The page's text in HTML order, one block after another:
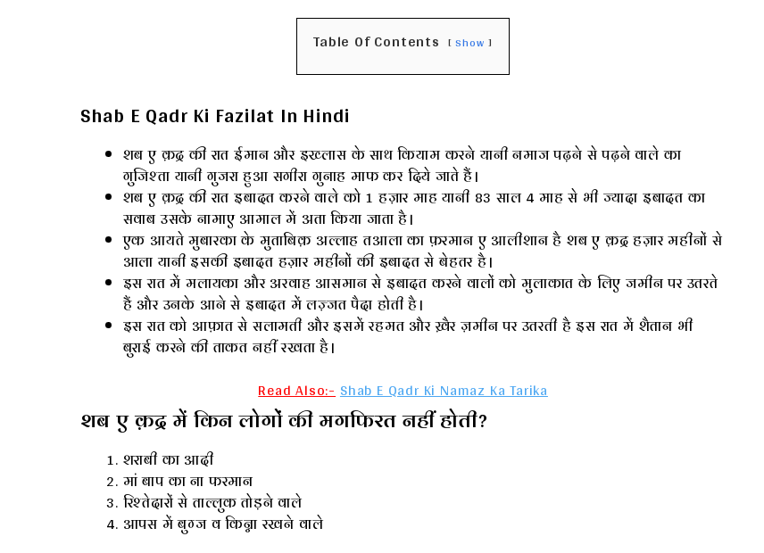
Table Of Contents Show
Shab E Qadr Ki Fazilat In Hindi
शब ए क़द्र की रात ईमान और इख्लास के साथ कियाम करने यानी नमाज पढ़ने से पढ़ने वाले का
गुजिश्ता यानी गुजरा हुआ सगीरा गुनाह माफ कर दिये जाते हैं।
शब ए क़द्र की रात इबादत करने वाले को 1 हज़ार माह यानी 83 साल 4 माह से भी ज्यादा इबादत का
सवाब उसके नामाए आमाल में अता किया जाता है।
एक आयते मुबारका के मुताबिक़ अल्लाह तआला का फ़रमान ए आलीशान है शब ए क़द्र हज़ार महीनों से
आला यानी इसकी इबादत हज़ार महीनों की इबादत से बेहतर है।
इस रात में मलायका और अरवाह आसमान से इबादत करने वालों को मुलाकात के लिए जमीन पर उतरते
हैं और उनके आने से इबादत में लज़्जत पैदा होती है।
इस रात को आफ़ात से सलामती और इसमें रहमत और ख़ैर ज़मीन पर उतरती है इस रात में शैतान भी
बुराई करने की ताकत नहीं रखता है।
Read Also:-Shab E Qadr Ki Namaz Ka Tarika
शब ए क़द्र में किन लोगों की मगफिरत नहीं होती?
शराबी का आदी
मां बाप का ना फरमान
रिश्तेदारों से ताल्लुक तोड़ने वाले
आपस में बुग्ज व किन्ना रखने वाले